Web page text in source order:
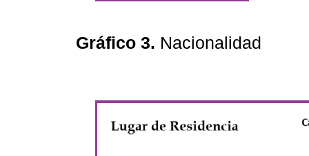
Gráfico 3. Nacionalidad